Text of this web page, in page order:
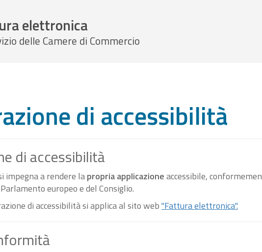
elettronica
delle Camere di Commercio
di accessibilità
di accessibilità
impegna a rendere lapropria applicazioneaccessibile,
europeo e del Consiglio.
di accessibilità si applica al sito web"Fattura elettronica".